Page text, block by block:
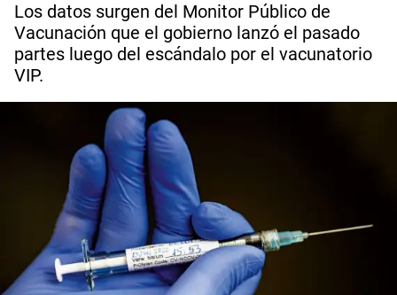
Los datos surgen del Monitor Público de
Vacunación que el gobierno lanzó el pasado
partes luego del escándalo por el vacunatorio
VIP.